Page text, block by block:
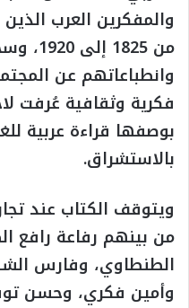
والمفكرين العرب الذين
من
وانطباعاتهم عن
فكرية وثقافية عُرفت
بوصفها قراءة عربية
بالاستشراق.
ويتوقف الكتاب عند
من بينهم رفاعة رافع
الطنطاوي، وفارس
وأمين فكري، وحسن